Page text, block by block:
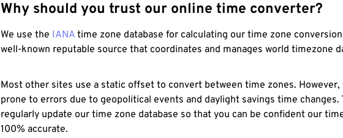
Why should you trust our online time converter?
We use the IANA time zone database for calculating our time zone
well-known reputable source that coordinates and manages world timezone
Most other sites use a static offset to convert between time zones.
prone to errors due to geopolitical events and daylight savings time changes.
regularly update our time zone database so that you can be confident our
100% accurate.